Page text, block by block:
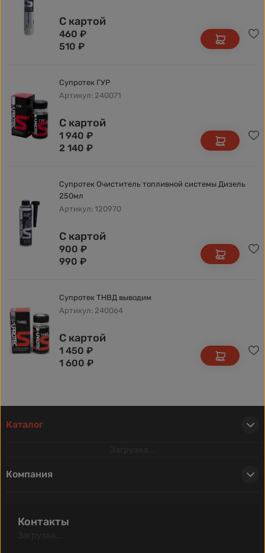
С картой
460 ₽
510 ₽
Супротек ГУР
Артикул: 240071
С картой
1 940 ₽
2 140 ₽
Супротек Очиститель топливной системы Дизель
250мл
Артикул: 120970
С картой
900 ₽
990 ₽
Супротек ТНВД выводим
Артикул: 240064
С картой
1 450 ₽
1 600 ₽
Каталог
Компания
Контакты